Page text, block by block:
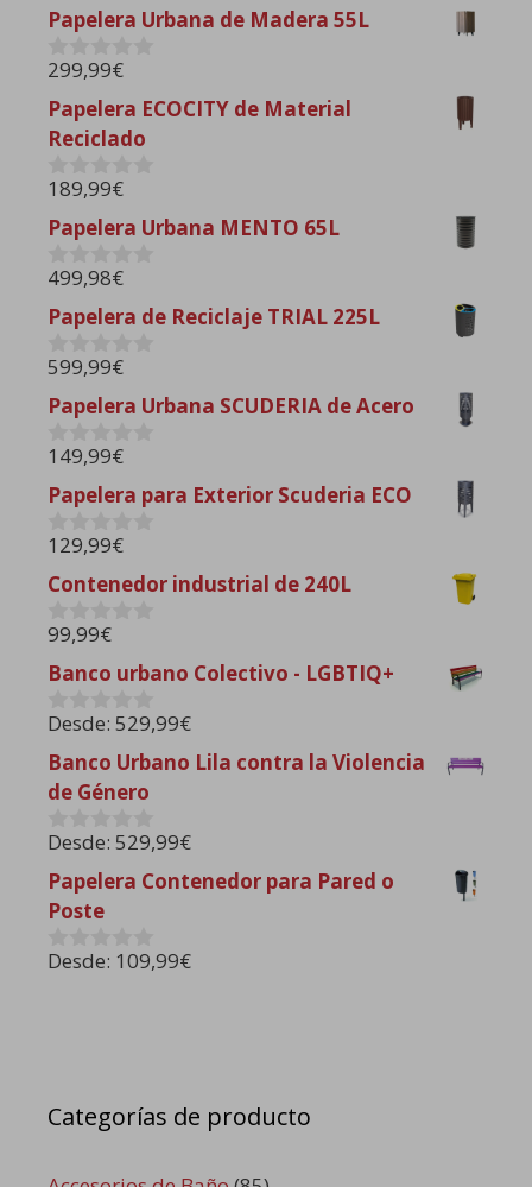
e
Papelera Urbana de Madera 55L
0
e
5
299,99€
Papelera ECOCITY de Material
Reciclado
0
e
189,99€
Papelera Urbana MENTO 65L
0
e
499,98€
Papelera de Reciclaje TRIAL 225L
0
e
599,99€
Papelera Urbana SCUDERIA de Acero
0
e
149,99€
Papelera para Exterior Scuderia ECO
0
e
129,99€
Contenedor industrial de 240L
0
e
99,99€
Banco urbano Colectivo - LGBTIQ+
0
e
5
Desde: 529,99€
Banco Urbano Lila contra la Violencia
de Género
0
e
5
Desde: 529,99€
Papelera Contenedor para Pared o
Poste
0
Desde: 109,99€
Categorías de producto